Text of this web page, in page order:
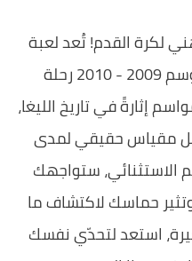
لكرة القدم! تُعد لعبة
اختبار عن الدوري الإسباني موسم 2009 - 2010 رحلة
إثارةً في تاريخ الليغا،
بل مقياس حقيقي لمدى
ستواجهك
حماسك لاكتشاف ما
استعد لتحدّي نفسك